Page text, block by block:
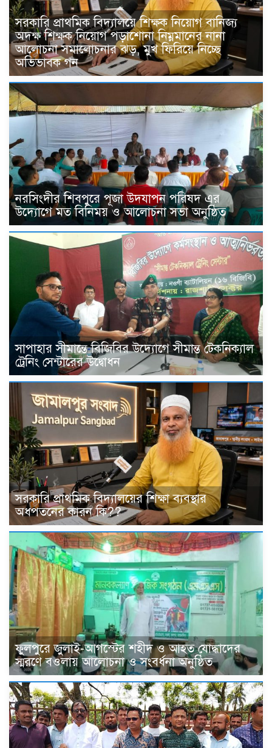
সরকারি প্রাথমিক বিদ্যালয়ে শিক্ষক নিয়োগ বানিজ্য
অদক্ষ শিক্ষক নিয়োগ পড়াশোনা নিম্নমানের নানা
আলোচনা সমালোচনার ঝড়, মুখ ফিরিয়ে নিচ্ছে
অভিভাবক গন
নরসিংদীর শিবপুরে পূজা উদযাপন পরিষদ এর
উদ্যোগে মত বিনিময় ও আলোচনা সভা অনুষ্ঠিত
সাপাহার সীমান্তে বিজিবির উদ্যোগে সীমান্ত টেকনিক্যাল
ট্রেনিং সেন্টারের উদ্বোধন
সরকারি প্রাথমিক বিদ্যালয়ের শিক্ষা ব্যবস্থার
অধপতনের কারন কি??
ফুলপুরে জুলাই-আগস্টের শহীদ ও আহত যোদ্ধাদের
স্মরণে বওলায় আলোচনা ও সংবর্ধনা অনুষ্ঠিত